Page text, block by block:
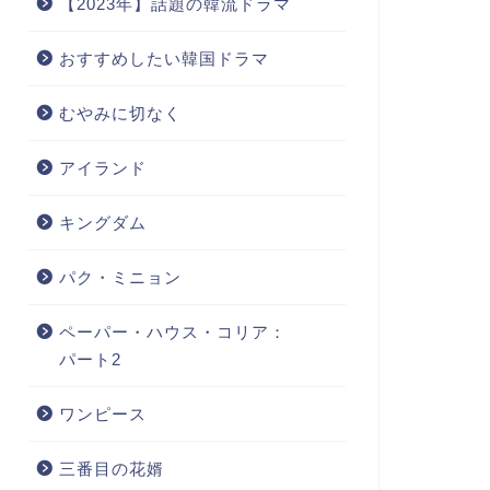
【2023年】話題の韓流ドラマ
おすすめしたい韓国ドラマ
むやみに切なく
アイランド
キングダム
パク・ミニョン
ペーパー・ハウス・コリア：
パート2
ワンピース
三番目の花婿